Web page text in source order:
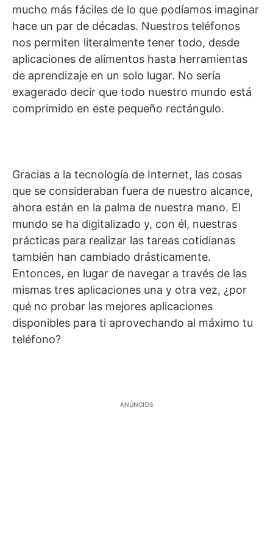
mucho más fáciles de lo que podíamos imaginar
hace un par de décadas. Nuestros teléfonos
nos permiten literalmente tener todo, desde
aplicaciones de alimentos hasta herramientas
de aprendizaje en un solo lugar. No sería
exagerado decir que todo nuestro mundo está
comprimido en este pequeño rectángulo.
Gracias a la tecnología de Internet, las cosas
que se consideraban fuera de nuestro alcance,
ahora están en la palma de nuestra mano. El
mundo se ha digitalizado y, con él, nuestras
prácticas para realizar las tareas cotidianas
también han cambiado drásticamente.
Entonces, en lugar de navegar a través de las
mismas tres aplicaciones una y otra vez, ¿por
qué no probar las mejores aplicaciones
disponibles para ti aprovechando al máximo tu
teléfono?
ANÚNCIOS